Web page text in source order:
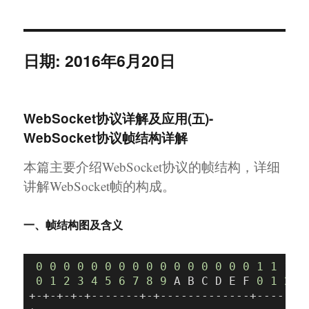
幸福日记
日期:2016年6月20日
WebSocket协议详解及应用(五)-
WebSocket协议帧结构详解
本篇主要介绍WebSocket协议的帧结构，详细
讲解WebSocket帧的构成。
一、帧结构图及含义
0 0 0 0 0 0 0 0 0 0 0 0 0 0 0 0 1 1
0
1 2 3 4 5 6 7 8 9 A B C D E F 0 1 2
+-+-+-+-+-------+-+-------------